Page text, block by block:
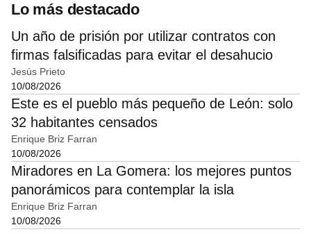
Lo más destacado
Un año de prisión por utilizar contratos con
firmas falsificadas para evitar el desahucio
Jesús Prieto
10/08/2026
Este es el pueblo más pequeño de León: solo
32 habitantes censados
Enrique Briz Farran
10/08/2026
Miradores en La Gomera: los mejores puntos
panorámicos para contemplar la isla
Enrique Briz Farran
10/08/2026